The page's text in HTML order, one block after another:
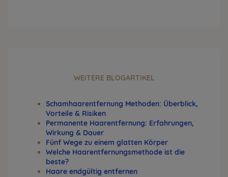
WEITERE BLOGARTIKEL
Schamhaarentfernung Methoden: Überblick,
Vorteile & Risiken
Permanente Haarentfernung: Erfahrungen,
Wirkung & Dauer
Fünf Wege zu einem glatten Körper
Welche Haarentfernungsmethode ist die
beste?
Haare endgültig entfernen